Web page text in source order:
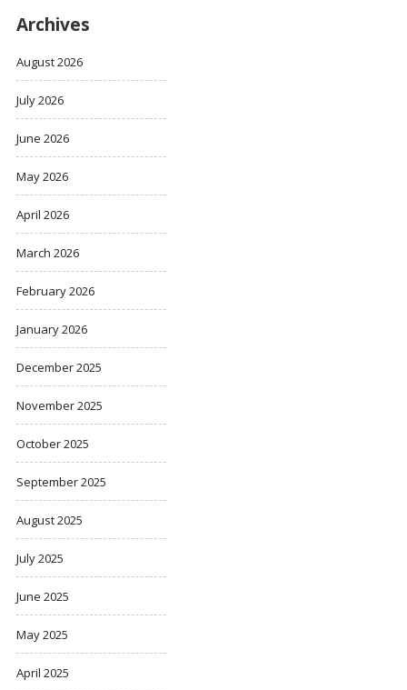
Archives
August 2026
July 2026
June 2026
May 2026
April 2026
March 2026
February 2026
January 2026
December 2025
November 2025
October 2025
September 2025
August 2025
July 2025
June 2025
May 2025
April 2025